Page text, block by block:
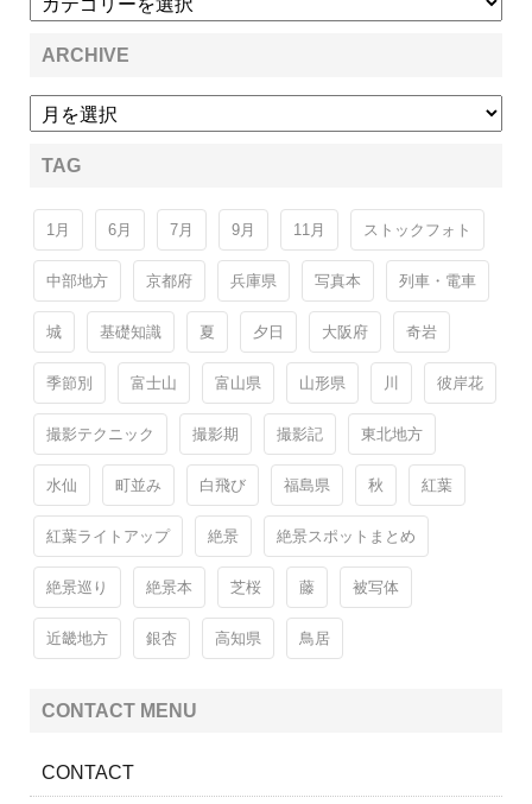
ARCHIVE
TAG
1月 6月 7月 9月 11月 ストックフォト
中部地方 京都府 兵庫県 写真本 列車・電車
城 基礎知識 夏 夕日 大阪府 奇岩
季節別 富士山 富山県 山形県 川 彼岸花
撮影テクニック 撮影期 撮影記 東北地方
水仙 町並み 白飛び 福島県 秋 紅葉
紅葉ライトアップ 絶景 絶景スポットまとめ
絶景巡り 絶景本 芝桜 藤 被写体
近畿地方 銀杏 高知県 鳥居
CONTACT MENU
CONTACT